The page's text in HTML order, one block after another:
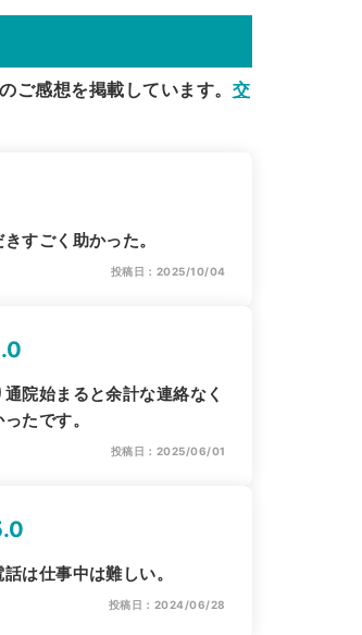
ご感想を掲載しています。 交
すごく助かった。
投稿日：2025/10/04
院始まると余計な連絡なく
たです。
投稿日：2025/06/01
は仕事中は難しい。
投稿日：2024/06/28